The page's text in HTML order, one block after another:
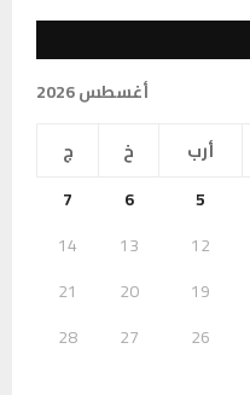
أغسطس 2026
أرب خ
ج
5
6
7
12
13
14
19
20
21
26
27
28